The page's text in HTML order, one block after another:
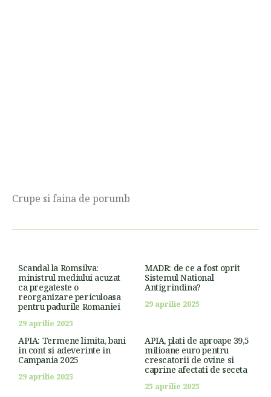
Crupe si faina de porumb
Scandal la Romsilva:
ministrul mediului acuzat
ca pregateste o
reorganizare periculoasa
pentru padurile Romaniei
29 aprilie 2025
MADR: de ce a fost oprit
Sistemul National
Antigrindina?
29 aprilie 2025
APIA: Termene limita, bani
in cont si adeverinte in
Campania 2025
29 aprilie 2025
APIA, plati de aproape 39,5
milioane euro pentru
crescatorii de ovine si
caprine afectati de seceta
25 aprilie 2025